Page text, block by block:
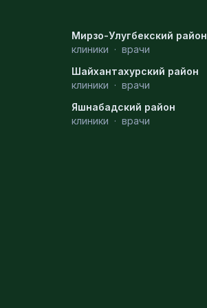
Мирзо-Улугбекский район
клиники · врачи
Шайхантахурский район
клиники · врачи
Яшнабадский район
клиники · врачи